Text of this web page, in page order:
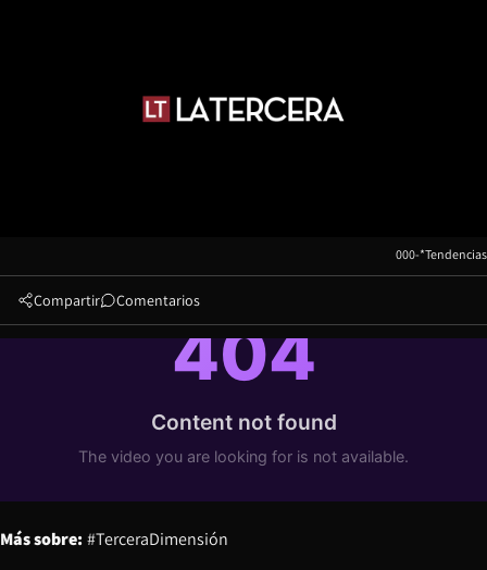
000-*Tendencias
Compartir Comentarios
Más sobre:#TerceraDimensión